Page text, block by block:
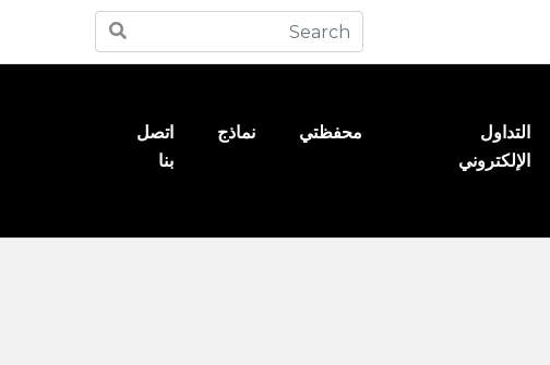
التداول
الإلكتروني
محفظتي نماذج
اتصل
بنا